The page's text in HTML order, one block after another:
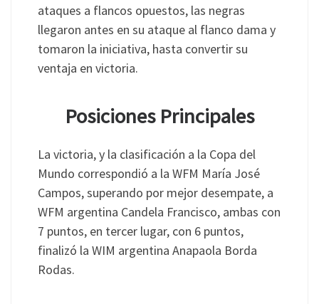
ataques a flancos opuestos, las negras
llegaron antes en su ataque al flanco dama y
tomaron la iniciativa, hasta convertir su
ventaja en victoria.
Posiciones Principales
La victoria, y la clasificación a la Copa del
Mundo correspondió a la WFM María José
Campos, superando por mejor desempate, a
WFM argentina Candela Francisco, ambas con
7 puntos, en tercer lugar, con 6 puntos,
finalizó la WIM argentina Anapaola Borda
Rodas.